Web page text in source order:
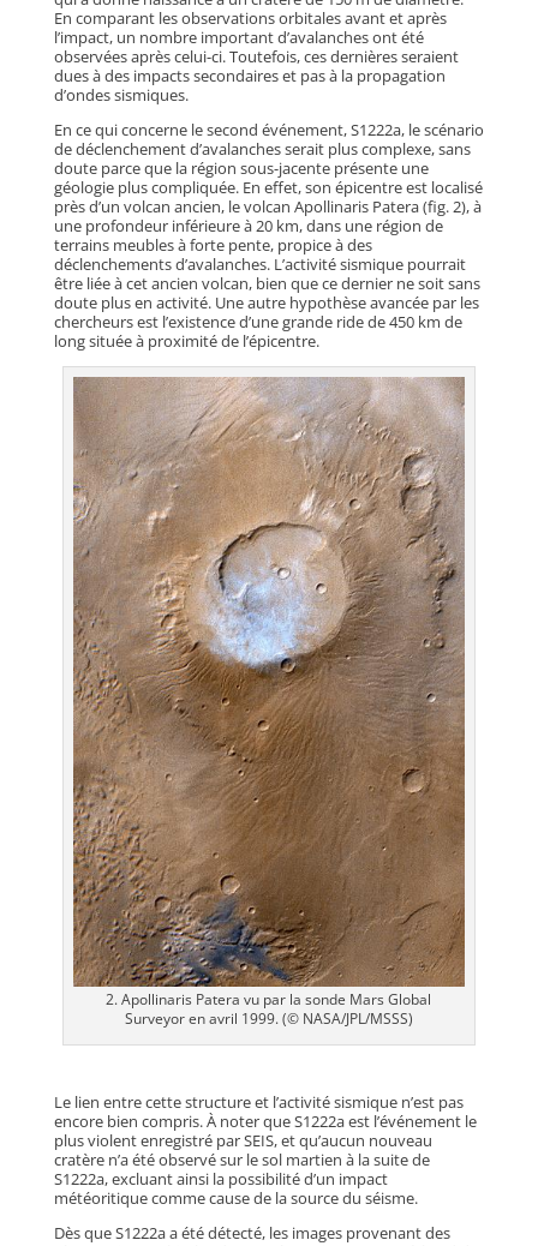
En comparant les observations orbitales avant et après
l’impact, un nombre important d’avalanches ont été
observées après celui-ci. Toutefois, ces dernières seraient
dues à des impacts secondaires et pas à la propagation
d’ondes sismiques.
En ce qui concerne le second événement, S1222a, le scénario
de déclenchement d’avalanches serait plus complexe, sans
doute parce que la région sous-jacente présente une
géologie plus compliquée. En effet, son épicentre est localisé
près d’un volcan ancien, le volcan Apollinaris Patera (fig. 2), à
une profondeur inférieure à 20 km, dans une région de
terrains meubles à forte pente, propice à des
déclenchements d’avalanches. L’activité sismique pourrait
être liée à cet ancien volcan, bien que ce dernier ne soit sans
doute plus en activité. Une autre hypothèse avancée par les
chercheurs est l’existence d’une grande ride de 450 km de
long située à proximité de l’épicentre.
2. Apollinaris Patera vu par la sonde Mars Global
Surveyor en avril 1999. (© NASA/JPL/MSSS)
Le lien entre cette structure et l’activité sismique n’est pas
encore bien compris. À noter que S1222a est l’événement le
plus violent enregistré par SEIS, et qu’aucun nouveau
cratère n’a été observé sur le sol martien à la suite de
S1222a, excluant ainsi la possibilité d’un impact
météoritique comme cause de la source du séisme.
Dès que S1222a a été détecté, les images provenant des